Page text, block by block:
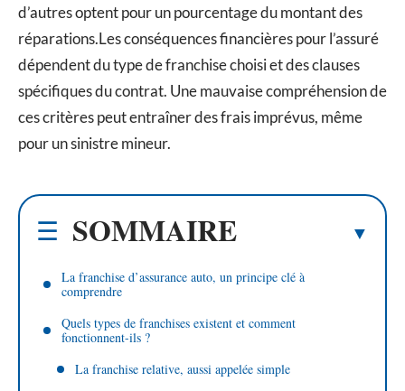
d’autres optent pour un pourcentage du montant des
réparations.Les conséquences financières pour l’assuré
dépendent du type de franchise choisi et des clauses
spécifiques du contrat. Une mauvaise compréhension de
ces critères peut entraîner des frais imprévus, même
pour un sinistre mineur.
SOMMAIRE
La franchise d’assurance auto, un principe clé à
comprendre
Quels types de franchises existent et comment
fonctionnent-ils ?
La franchise relative, aussi appelée simple